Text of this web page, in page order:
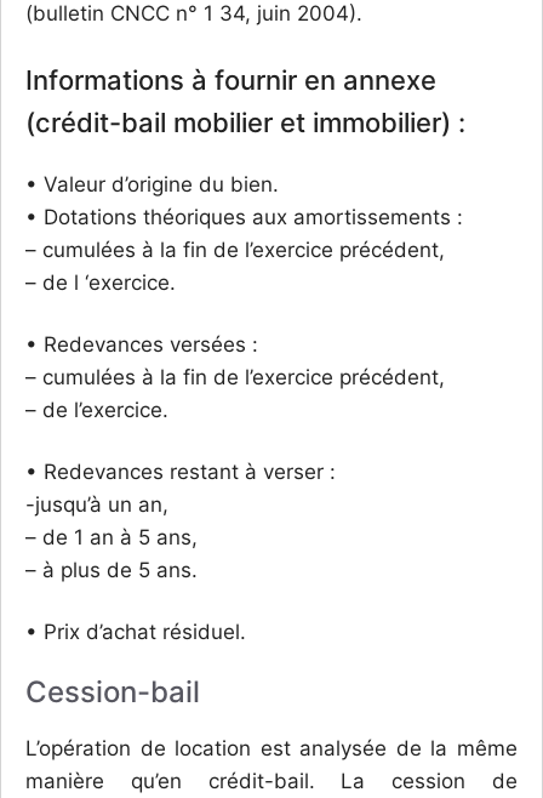
(bulletin CNCC n° 1 34, juin 2004).
Informations à fournir en annexe
(crédit-bail mobilier et immobilier) :
• Valeur d’origine du bien.
• Dotations théoriques aux amortissements :
– cumulées à la fin de l’exercice précédent,
– de l ‘exercice.
• Redevances versées :
– cumulées à la fin de l’exercice précédent,
– de l’exercice.
• Redevances restant à verser :
-jusqu’à un an,
– de 1 an à 5 ans,
– à plus de 5 ans.
• Prix d’achat résiduel.
Cession-bail
L’opération de location est analysée de la même
manière qu’en crédit-bail. La cession de